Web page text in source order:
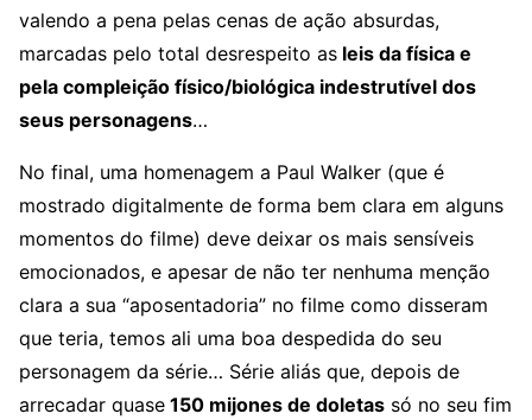
valendo a pena pelas cenas de ação absurdas,
marcadas pelo total desrespeito as leis da física e
pela compleição físico/biológica indestrutível dos
seus personagens…
No final, uma homenagem a Paul Walker (que é
mostrado digitalmente de forma bem clara em alguns
momentos do filme) deve deixar os mais sensíveis
emocionados, e apesar de não ter nenhuma menção
clara a sua “aposentadoria” no filme como disseram
que teria, temos ali uma boa despedida do seu
personagem da série… Série aliás que, depois de
arrecadar quase 150 mijones de doletas só no seu fim